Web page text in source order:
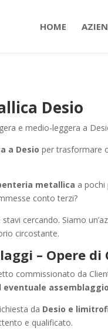
HOME
Desio
e medio-leggera a
a Desio per trasformare
metallica a
conto terzi?
cercando. Siamo
circostante.
– Opere di
commissionato da
assemblaggio
da Desio e
e qualificato.